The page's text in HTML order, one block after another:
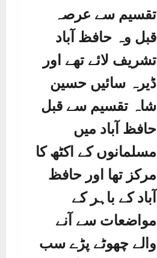
تقسیم سے عرصہ
قبل وہ حافظ آباد
تشریف لائے تھے اور
ڈیرہ سائیں حسین
شاہ تقسیم سے قبل
حافظ آباد میں
مسلمانوں کے اکٹھ کا
مرکز تھا اور حافظ
آباد کے باہر کے
مواضعات سے آنے
والے چھوٹے پڑے سب